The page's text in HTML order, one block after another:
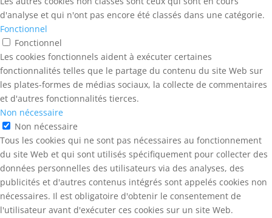
d'analyse et qui n'ont pas encore été classés dans une catégorie.
Fonctionnel
Fonctionnel
Les cookies fonctionnels aident à exécuter certaines
fonctionnalités telles que le partage du contenu du site Web sur
les plates-formes de médias sociaux, la collecte de commentaires
et d'autres fonctionnalités tierces.
Non nécessaire
Non nécessaire
Tous les cookies qui ne sont pas nécessaires au fonctionnement
du site Web et qui sont utilisés spécifiquement pour collecter des
données personnelles des utilisateurs via des analyses, des
publicités et d'autres contenus intégrés sont appelés cookies non
nécessaires. Il est obligatoire d'obtenir le consentement de
l'utilisateur avant d'exécuter ces cookies sur un site Web.